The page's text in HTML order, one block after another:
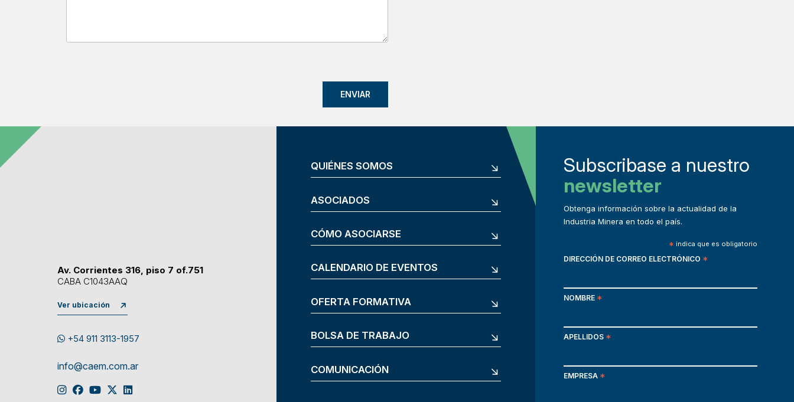
Av. Corrientes 316, piso 7 of.751
CABA C1043AAQ
Ver ubicación
+54 911 3113-1957
info@caem.com.ar
QUIÉNES SOMOS
ASOCIADOS
CÓMO ASOCIARSE
CALENDARIO DE EVENTOS
OFERTA FORMATIVA
BOLSA DE TRABAJO
COMUNICACIÓN
Subscribase a nuestro
newsletter
Obtenga información sobre la actualidad de la
Industria Minera en todo el país.
* indica que es obligatorio
DIRECCIÓN DE CORREO ELECTRÓNICO *
NOMBRE *
APELLIDOS *
EMPRESA *